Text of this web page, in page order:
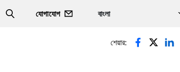
Search
যোগাযোগ
শেয়ার: